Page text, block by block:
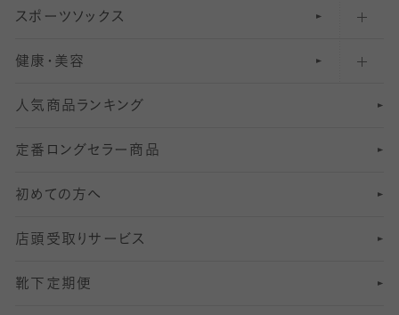
ハイソックス
オーバーニー・ニーハイソックス
81 〜110デニールタイツ
111〜210デニールタイツ
211デニールタイツ以上（防寒・厚手タイツ）
マタニティレギンス
5 分丈
6 分丈レギンス
7 分丈 レギンス
8分丈 レギンス
10分丈 レギンス
12分丈レギンス
結婚式用ストッキング
美脚ストッキング
オールスルーストッキング
匠シリーズ
フレッシャーズ向けソックス・靴下
冠婚葬祭向けソックス・靴下
スーツカジュアルソックス・靴下
ロングホーズ
スポーツソックス
ランニングソックス・靴下
ゴルフソックス・靴下
サッカー・フットサル用ソックス
ヨガソックス・靴下
スポーツ用レッグウォーマー
SSサイズ（21～23cm）
健康・美容
インナーソックス
加圧・着圧ソックス
冷えとり靴下
着圧・加圧タイツ
むくみ対策
人気商品ランキング
定番ロングセラー商品
初めての方へ
店頭受取りサービス
靴下定期便